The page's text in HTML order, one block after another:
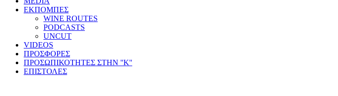
ΕΚΠΟΜΠΕΣ
WINE ROUTES
PODCASTS
UNCUT
VIDEOS
ΠΡΟΣΦΟΡΕΣ
ΠΡΟΣΩΠΙΚΟΤΗΤΕΣ ΣΤΗΝ ''Κ''
ΕΠΙΣΤΟΛΕΣ